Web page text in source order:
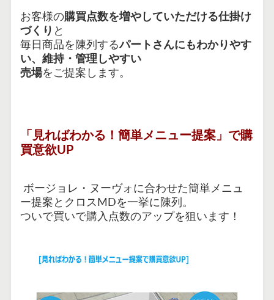
お客様の購買点数を増やしていただける仕掛け
づくり と
毎日商品を陳列するパートさんにもわかりやす
い、維持・管理しやすい
売場をご提案します。
「見ればわかる！簡単メニュー提案」で購
買意欲UP
ボージョレ・ヌーヴォに合わせた簡単メニュ
ー提案とクロスMDを一挙に陳列。
ついで買いで購入点数のアップを狙います！